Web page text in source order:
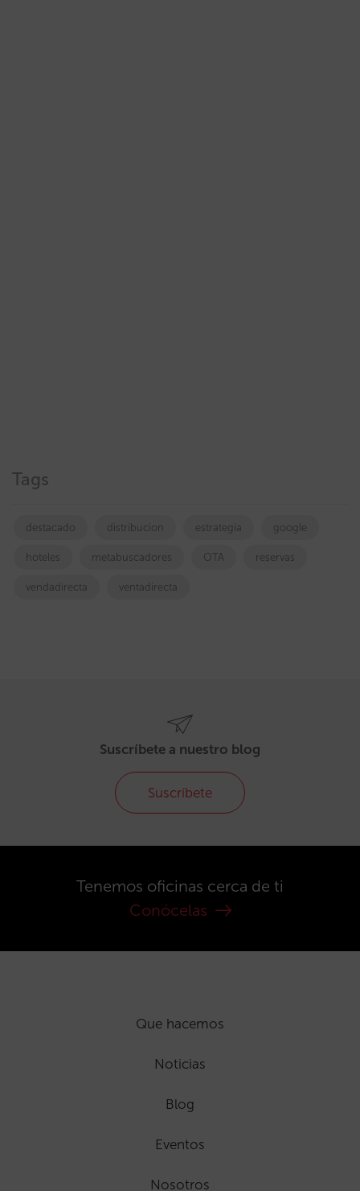
Tags
destacado distribucion estrategia google
hoteles metabuscadores OTA reservas
vendadirecta ventadirecta
Suscríbete a nuestro blog
Suscríbete
Tenemos oficinas cerca de ti
Conócelas
Que hacemos
Noticias
Blog
Eventos
Nosotros